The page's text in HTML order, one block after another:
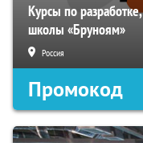
Курсы по
школы «Бруноям»
Россия
Промокод